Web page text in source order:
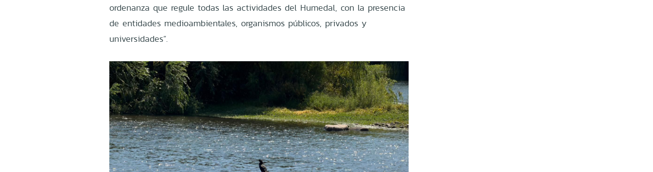
ordenanza que regule todas las actividades del Humedal, con la presencia
de entidades medioambientales, organismos públicos, privados y
universidades”.